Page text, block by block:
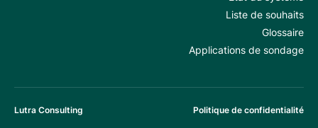
Liste de souhaits
Glossaire
Applications de sondage
Lutra Consulting Politique de confidentialité